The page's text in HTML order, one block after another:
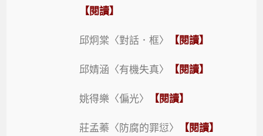
【閱讀】
邱炯棠〈對話．框〉 【閱讀】
邱婧涵〈有機失真〉 【閱讀】
姚得樂〈偏光〉 【閱讀】
莊孟蓁〈防腐的罪愆〉 【閱讀】